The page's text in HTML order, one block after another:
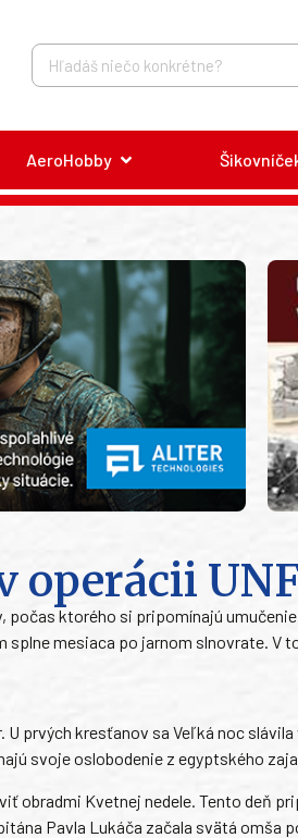
AeroHobby
operácii
ktorého si pripomínajú
mesiaca po jarnom slnovrate. V
prvých kresťanov sa Veľká noc
svoje oslobodenie z egyptského
obradmi Kvetnej nedele. Tento deň
Pavla Lukáča začala svätá omša